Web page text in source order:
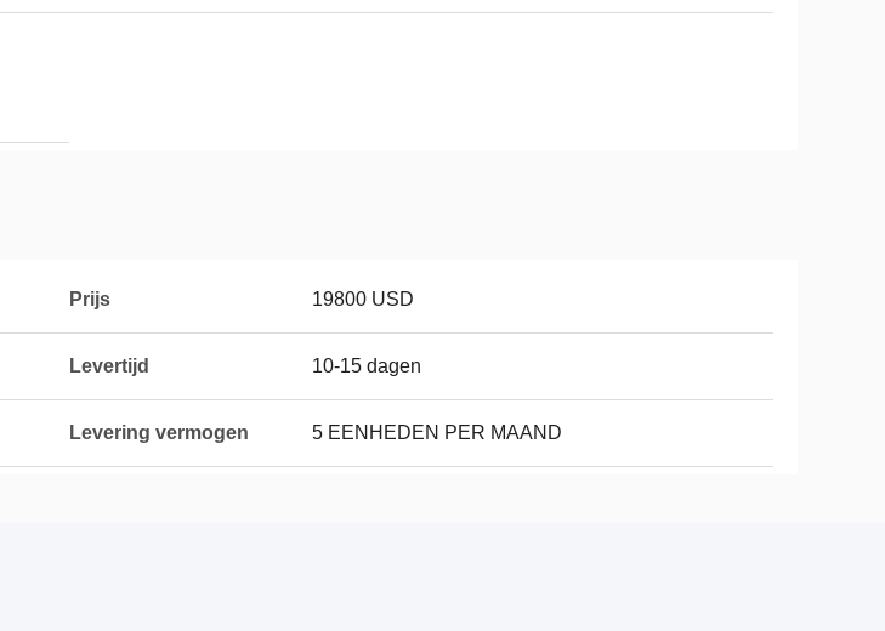
Prijs 19800 USD
Levertijd 10-15 dagen
Levering vermogen 5 EENHEDEN PER MAAND